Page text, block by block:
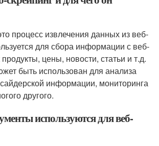
процесс извлечения данных из веб-
для сбора информации с веб-
продукты, цены, новости, статьи и т.д.
быть использован для анализа
информации, мониторинга
другого.
используются для веб-